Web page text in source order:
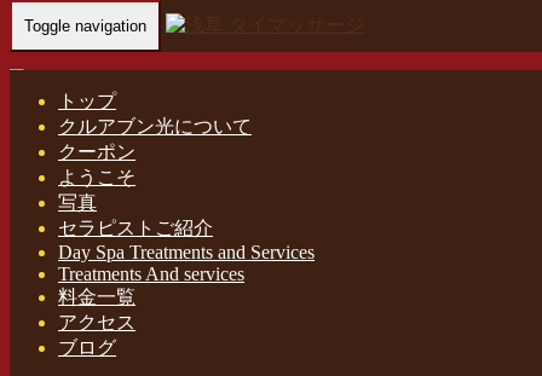
Toggle navigation
トップ
クルアブン光について
クーポン
ようこそ
写真
セラピストご紹介
Day Spa Treatments and Services
Treatments And services
料金一覧
アクセス
ブログ
Home- ポイン…
ポイントカード＆割引 浅草 タイ古式マッサージ クルアブン
最近の投稿